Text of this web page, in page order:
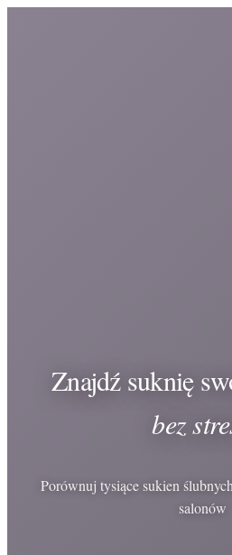
Znajdź suknię
bez
Porównuj tysiące sukien
salonów